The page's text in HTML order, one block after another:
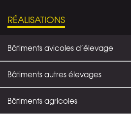
RÉALISATIONS
Bâtiments avicoles d’élevage
Bâtiments autres élevages
Bâtiments agricoles